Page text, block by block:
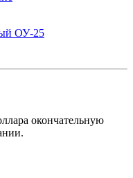
окончательную